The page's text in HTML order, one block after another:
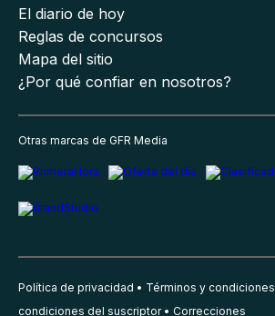
El diario de hoy
Reglas de concursos
Mapa del sitio
¿Por qué confiar en nosotros?
Otras marcas de GFR Media
Política de privacidad Términos y condiciones
condiciones del suscriptor
Correcciones